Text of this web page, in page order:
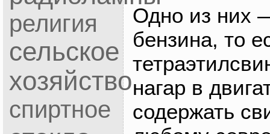
религия
сельское
хозяйство
спиртное
Одно из них
бензина, то
нагар в
содержать